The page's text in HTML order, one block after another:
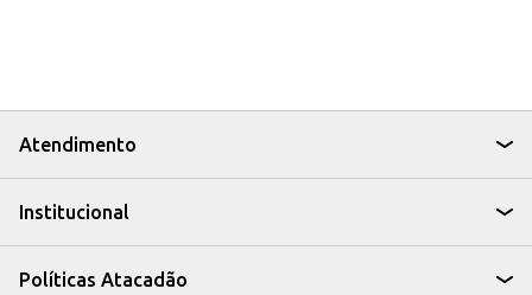
Atendimento
Institucional
Políticas Atacadão